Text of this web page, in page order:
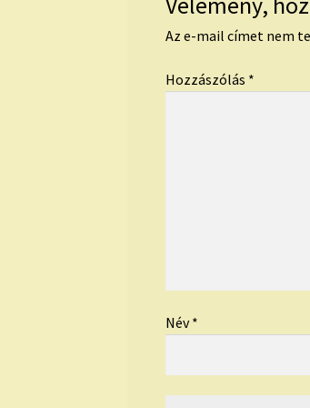
Az e-mail címet nem
Hozzászólás *
Név*